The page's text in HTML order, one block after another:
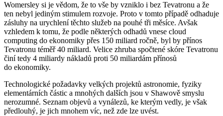
Womersley si je vědom, že to vše by vzniklo i bez Tevatronu a že
ten nebyl jediným stimulem rozvoje. Proto v tomto případě odhaduje
zásluhy na urychlení těchto služeb na pouhé tři měsíce. Avšak
vzhledem k tomu, že podle některých odhadů vnese cloud
computing do ekonomiky přes 150 miliard ročně, byl by přínos
Tevatronu téměř 40 miliard. Velice zhruba spočtené skóre Tevatronu
činí tedy 4 miliardy nákladů proti 50 miliardám přínosů
do ekonomiky.
Technologické požadavky velkých projektů astronomie, fyziky
elementárních částic a mnohých dalších jsou v Shawově smyslu
nerozumné. Seznam objevů a vynálezů, ke kterým vedly, je však
předlouhý, je jich mnohem víc, než zde lze uvést.